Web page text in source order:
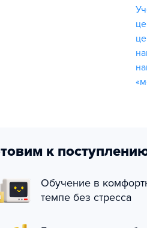
к
Обучение в
темпе без стресса